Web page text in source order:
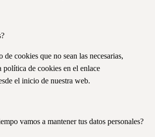
de cookies que no sean las necesarias,
política de cookies en el enlace
el inicio de nuestra web.
vamos a mantener tus datos personales?